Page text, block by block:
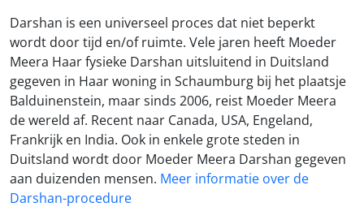
Darshan is een universeel proces dat niet beperkt
wordt door tijd en/of ruimte. Vele jaren heeft Moeder
Meera Haar fysieke Darshan uitsluitend in Duitsland
gegeven in Haar woning in Schaumburg bij het plaatsje
Balduinenstein, maar sinds 2006, reist Moeder Meera
de wereld af. Recent naar Canada, USA, Engeland,
Frankrijk en India. Ook in enkele grote steden in
Duitsland wordt door Moeder Meera Darshan gegeven
aan duizenden mensen. Meer informatie over de
Darshan-procedure